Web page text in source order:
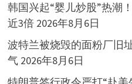
韩国兴起“婴儿炒股”热潮
近3倍 2026年8月6日
波特兰被烧毁的面粉厂旧
气 2026年8月6日